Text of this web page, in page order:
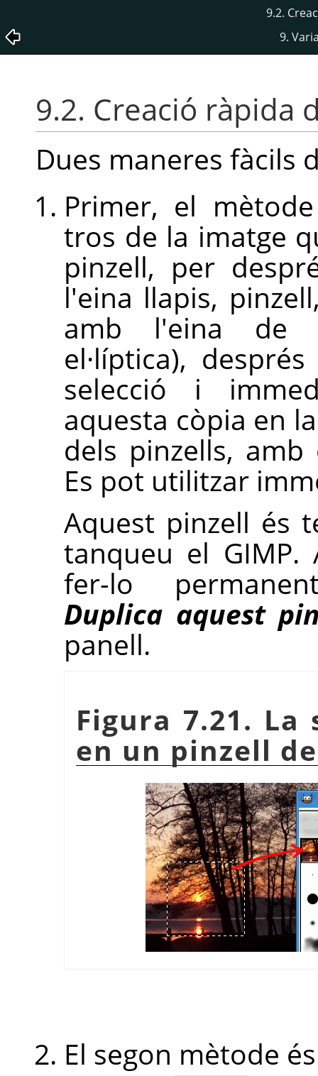
9.2.
9.
9.2. Creació ràpida
Dues maneres fàcils
Primer, el
tros de la imatge
pinzell, per
l'eina llapis,
amb l'eina de
el·líptica),
selecció i
aquesta còpia en
dels pinzells,
Es pot utilitzar
Aquest pinzell és
tanqueu el GIMP.
fer-lo
Duplica aquest
panell.
Figura 7.21.
en un pinzell
El segon mètode